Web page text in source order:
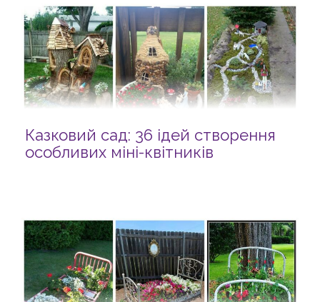
Казковий сад: 36 ідей створення
особливих міні-квітників